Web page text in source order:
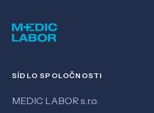
SÍDLO SPOLOČNOSTI
MEDIC LABOR s.r.o.